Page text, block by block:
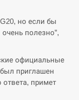
в МИДе
з…
но если бы
полезно”,
официальные
приглашен
примет